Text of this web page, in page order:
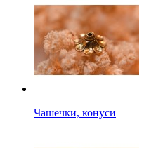
Чашечки, конуси